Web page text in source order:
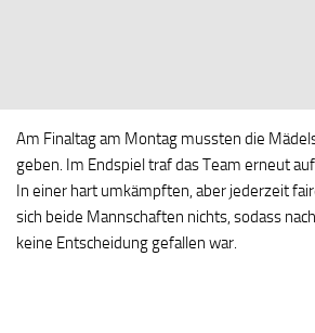
Am Finaltag am Montag mussten die
geben. Im Endspiel traf das Team erneut
In einer hart umkämpften, aber jederzeit
sich beide Mannschaften nichts, sodass
keine Entscheidung gefallen war.